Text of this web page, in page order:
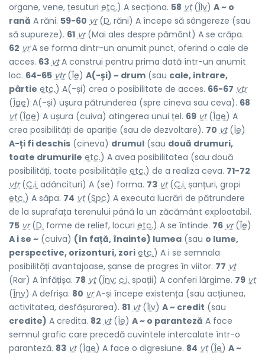
organe, vene, țesuturi etc.) A secționa. 58 vt(Îlv) A ~ o
rană A răni. 59-60 vr(D. răni) A începe să sângereze (sau
să supureze). 61 vr(Mai ales despre pământ) A se crăpa.
62 vrA se forma dintr-un anumit punct, oferind o cale de
acces. 63 vtA construi pentru prima dată într-un anumit
loc. 64-65 vtr(Îe) A(-și) ~ drum (sau cale, intrare,
pârtie etc.) A(-și) crea o posibilitate de acces. 66-67 vtr
(Îae) A(-și) ușura pătrunderea (spre cineva sau ceva). 68
vt(Îae) A ușura (cuiva) atingerea unui țel. 69 vt(Îae) A
crea posibilități de apariție (sau de dezvoltare). 70 vt(Îe)
A-ți fi deschis (cineva) drumul (sau două drumuri,
toate drumurile etc.) A avea posibilitatea (sau două
posibilități, toate posibilitățile etc.) de a realiza ceva. 71-72
vtr(C.i. adâncituri) A (se) forma. 73 vt(C.i. șanțuri, gropi
etc.) A săpa. 74 vt(Spc) A executa lucrări de pătrundere
de la suprafața terenului până la un zăcământ exploatabil.
75 vr(D. forme de relief, locuri etc.) A se întinde. 76 vr(Îe)
A i se ~ (cuiva) (în față, înainte) lumea (sau o lume,
perspective, orizonturi, zori etc.) A i se semnala
posibilități avantajoase, șanse de progres în viitor. 77 vt
(Rar) A înfățișa. 78 vt(Înv; c.i. spații) A conferi lărgime. 79 vt
(Înv) A defrișa. 80 vrA-și începe existența (sau acțiunea,
activitatea, desfășurarea). 81 vt(Îlv) A ~ credit (sau
credite) A credita. 82 vt(Îe) A ~ o paranteză A face
semnul grafic care precedă cuvintele intercalate într-o
paranteză. 83 vt(Îae) A face o digresiune. 84 vt(Îe) A ~